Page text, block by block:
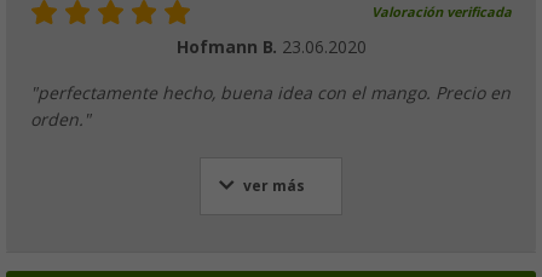
Valoración verificada
Hofmann B. 23.06.2020
"perfectamente hecho, buena idea con el mango. Precio en
orden."
ver más